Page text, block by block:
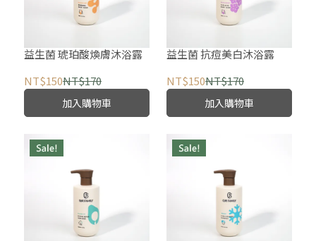
益生菌 琥珀酸煥膚沐浴露
NT$150NT$170
加入購物車
益生菌 抗痘美白沐浴露
NT$150NT$170
加入購物車